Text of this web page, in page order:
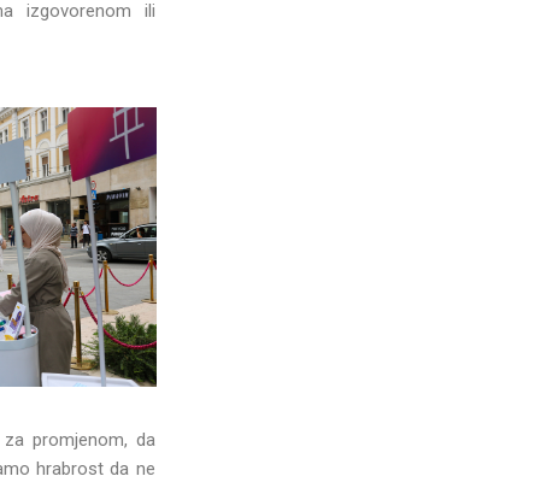
izgovorenom ili
promjenom, da
hrabrost da ne